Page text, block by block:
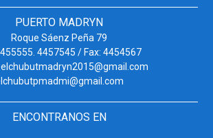
PUERTO MADRYN
Roque Sáenz Peña 79
4457545 / Fax: 4454567
elchubutmadryn2015@gmail.com
ENCONTRANOS EN